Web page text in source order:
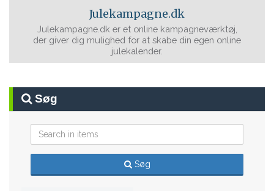
Julekampagne.dk
Julekampagne.dk er et online kampagneværktøj,
der giver dig mulighed for at skabe din egen online
julekalender.
Søg
Søg